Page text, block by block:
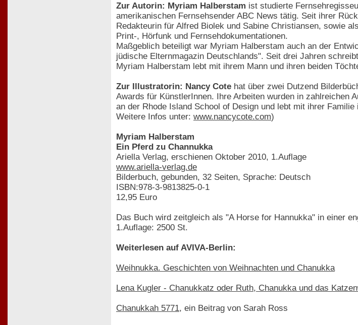
Zur Autorin: Myriam Halberstam ist studierte
amerikanischen Fernsehsender ABC News tätig. Seit ihrer
Redakteurin für Alfred Biolek und Sabine Christiansen, sowie
Print-, Hörfunk und Fernsehdokumentationen.
Maßgeblich beteiligt war Myriam Halberstam auch an der
jüdische Elternmagazin Deutschlands". Seit drei Jahren
Myriam Halberstam lebt mit ihrem Mann und ihren beiden
Zur Illustratorin: Nancy Cote hat über zwei Dutzend
Awards für KünstlerInnen. Ihre Arbeiten wurden in zahlreichen
an der Rhode Island School of Design und lebt mit ihrer
Weitere Infos unter: www.nancycote.com)
Myriam Halberstam
Ein Pferd zu Channukka
Ariella Verlag, erschienen Oktober 2010, 1.Auflage
www.ariella-verlag.de
Bilderbuch, gebunden, 32 Seiten, Sprache: Deutsch
ISBN:978-3-9813825-0-1
12,95 Euro
Das Buch wird zeitgleich als "A Horse for Hannukka" in einer
1.Auflage: 2500 St.
Weiterlesen auf AVIVA-Berlin:
Weihnukka. Geschichten von Weihnachten und Chanukka
Lena Kugler - Chanukkatz oder Ruth, Chanukka und das
Chanukkah 5771, ein Beitrag von Sarah Ross